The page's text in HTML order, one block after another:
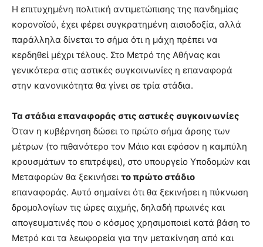
Η επιτυχημένη πολιτική αντιμετώπισης της πανδημίας
κορονοϊού, έχει φέρει συγκρατημένη αισιοδοξία, αλλά
παράλληλα δίνεται το σήμα ότι η μάχη πρέπει να
κερδηθεί μέχρι τέλους. Στο Μετρό της Αθήνας και
γενικότερα στις αστικές συγκοινωνίες η επαναφορά
στην κανονικότητα θα γίνει σε τρία στάδια.
Τα στάδια επαναφοράς στις αστικές συγκοινωνίες
Όταν η κυβέρνηση δώσει το πρώτο σήμα άρσης των
μέτρων (το πιθανότερο τον Μάιο και εφόσον η καμπύλη
κρουσμάτων το επιτρέψει), στο υπουργείο Υποδομών και
Μεταφορών θα ξεκινήσει το πρώτο στάδιο
επαναφοράς. Αυτό σημαίνει ότι θα ξεκινήσει η πύκνωση
δρομολογίων τις ώρες αιχμής, δηλαδή πρωινές και
απογευματινές που ο κόσμος χρησιμοποιεί κατά βάση το
Μετρό και τα λεωφορεία για την μετακίνηση από και